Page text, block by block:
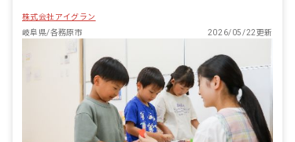
株式会社アイグラン
岐阜県/各務原市
2026/05/22更新